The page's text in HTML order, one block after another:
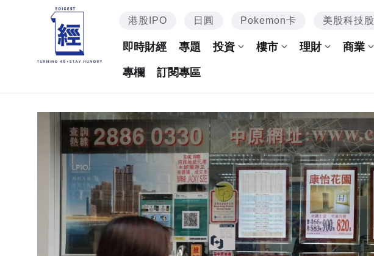
港股IPO 日圓 Pokemon卡 美股科技股
即時財經 專題 投資 樓市 理財 商業
專欄 訂閱專區